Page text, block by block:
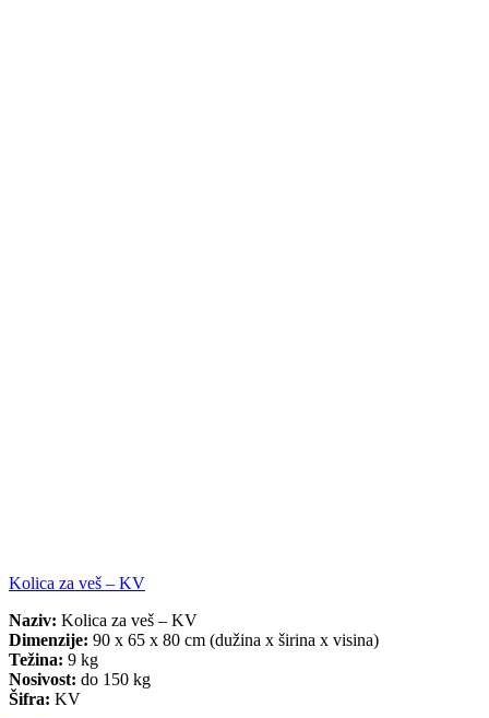
Kolica za veš – KV
Naziv: Kolica za veš – KV
Dimenzije: 90 x 65 x 80 cm (dužina x širina x visina)
Težina: 9 kg
Nosivost: do 150 kg
Šifra: KV